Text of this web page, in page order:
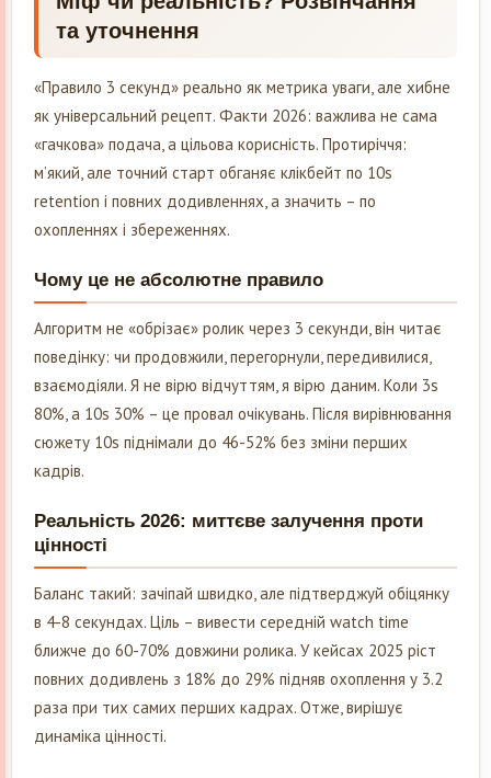
та уточнення
«Правило 3 секунд» реально як метрика уваги, але хибне
як універсальний рецепт. Факти 2026: важлива не сама
«гачкова» подача, а цільова корисність. Протиріччя:
м’який, але точний старт обганяє клікбейт по 10s
retention і повних додивленнях, а значить – по
охопленнях і збереженнях.
Чому це не абсолютне правило
Алгоритм не «обрізає» ролик через 3 секунди, він читає
поведінку: чи продовжили, перегорнули, передивилися,
взаємодіяли. Я не вірю відчуттям, я вірю даним. Коли 3s
80%, а 10s 30% – це провал очікувань. Після вирівнювання
сюжету 10s піднімали до 46-52% без зміни перших
кадрів.
Реальність 2026: миттєве залучення проти
цінності
Баланс такий: зачіпай швидко, але підтверджуй обіцянку
в 4-8 секундах. Ціль – вивести середній watch time
ближче до 60-70% довжини ролика. У кейсах 2025 ріст
повних додивлень з 18% до 29% підняв охоплення у 3.2
раза при тих самих перших кадрах. Отже, вирішує
динаміка цінності.